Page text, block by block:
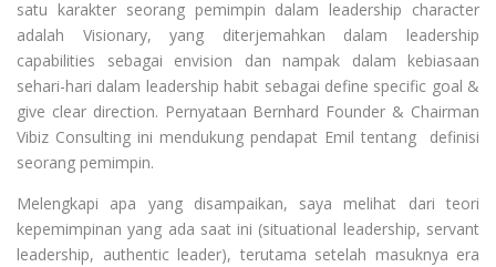
satu karakter seorang pemimpin dalam leadership character
adalah Visionary, yang diterjemahkan dalam leadership
capabilities sebagai envision dan nampak dalam kebiasaan
sehari-hari dalam leadership habit sebagai define specific goal &
give clear direction. Pernyataan Bernhard Founder & Chairman
Vibiz Consulting ini mendukung pendapat Emil tentang definisi
seorang pemimpin.
Melengkapi apa yang disampaikan, saya melihat dari teori
kepemimpinan yang ada saat ini (situational leadership, servant
leadership, authentic leader), terutama setelah masuknya era